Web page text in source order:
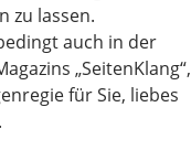
zu lassen.
auch in der
„SeitenKlang“,
für Sie, liebes